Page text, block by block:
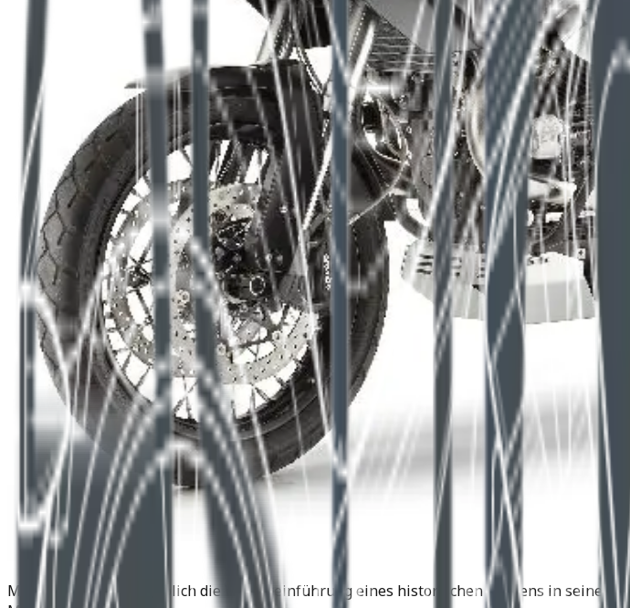
Moto Guzzi plant angeblich die Wiedereinführung eines historischen Namens in seinem